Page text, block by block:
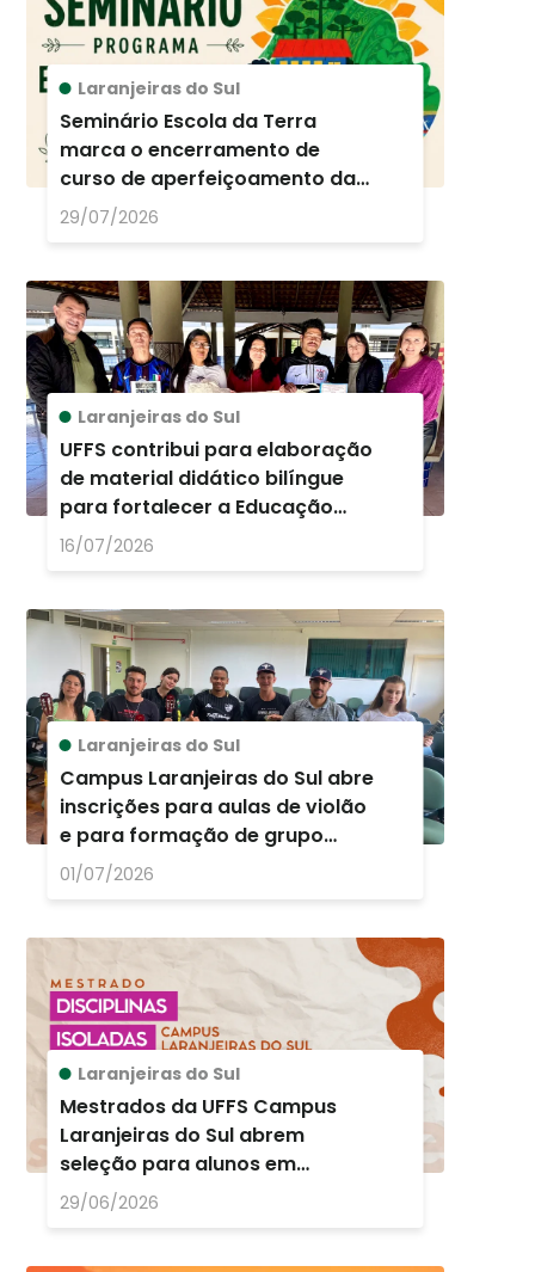
Laranjeiras do Sul
Seminário Escola da Terra
marca o encerramento de
curso de aperfeiçoamento da
UFFS - Campus Laranjeiras do
29/07/2026
Laranjeiras do Sul
UFFS contribui para elaboração
de material didático bilíngue
para fortalecer a Educação
Escolar Indígena
16/07/2026
Laranjeiras do Sul
Campus Laranjeiras do Sul abre
inscrições para aulas de violão
e para formação de grupo
musical
01/07/2026
Laranjeiras do Sul
Mestrados da UFFS Campus
Laranjeiras do Sul abrem
seleção para alunos em
disciplinas isoladas no
29/06/2026